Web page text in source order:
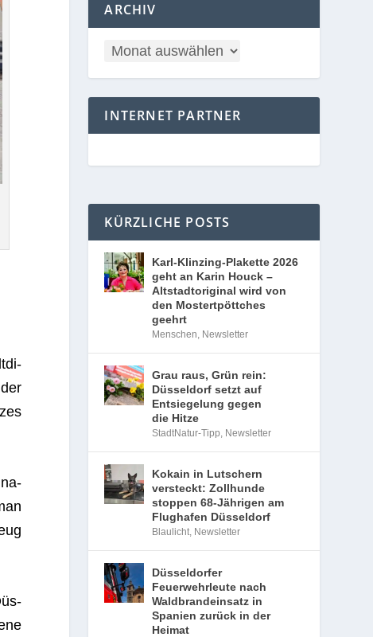
ARCHIV
INTERNET PARTNER
KÜRZLICHE POSTS
Karl-Klinzing-Plakette 2026
geht an Karin Houck –
Altstadtoriginal wird von
den Mostertpöttches
geehrt
Menschen, Newsletter
Grau raus, Grün rein:
Düsseldorf setzt auf
Entsiegelung gegen
die Hitze
StadtNatur-Tipp, Newsletter
Kokain in Lutschern
versteckt: Zollhunde
stoppen 68-Jährigen am
Flughafen Düsseldorf
Blaulicht, Newsletter
Düsseldorfer
Feuerwehrleute nach
Waldbrandeinsatz in
Spanien zurück in der
Heimat